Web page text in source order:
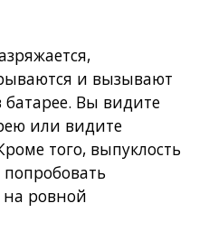
и вызывают
батарее. Вы видите
или видите
того, выпуклость
на ровной